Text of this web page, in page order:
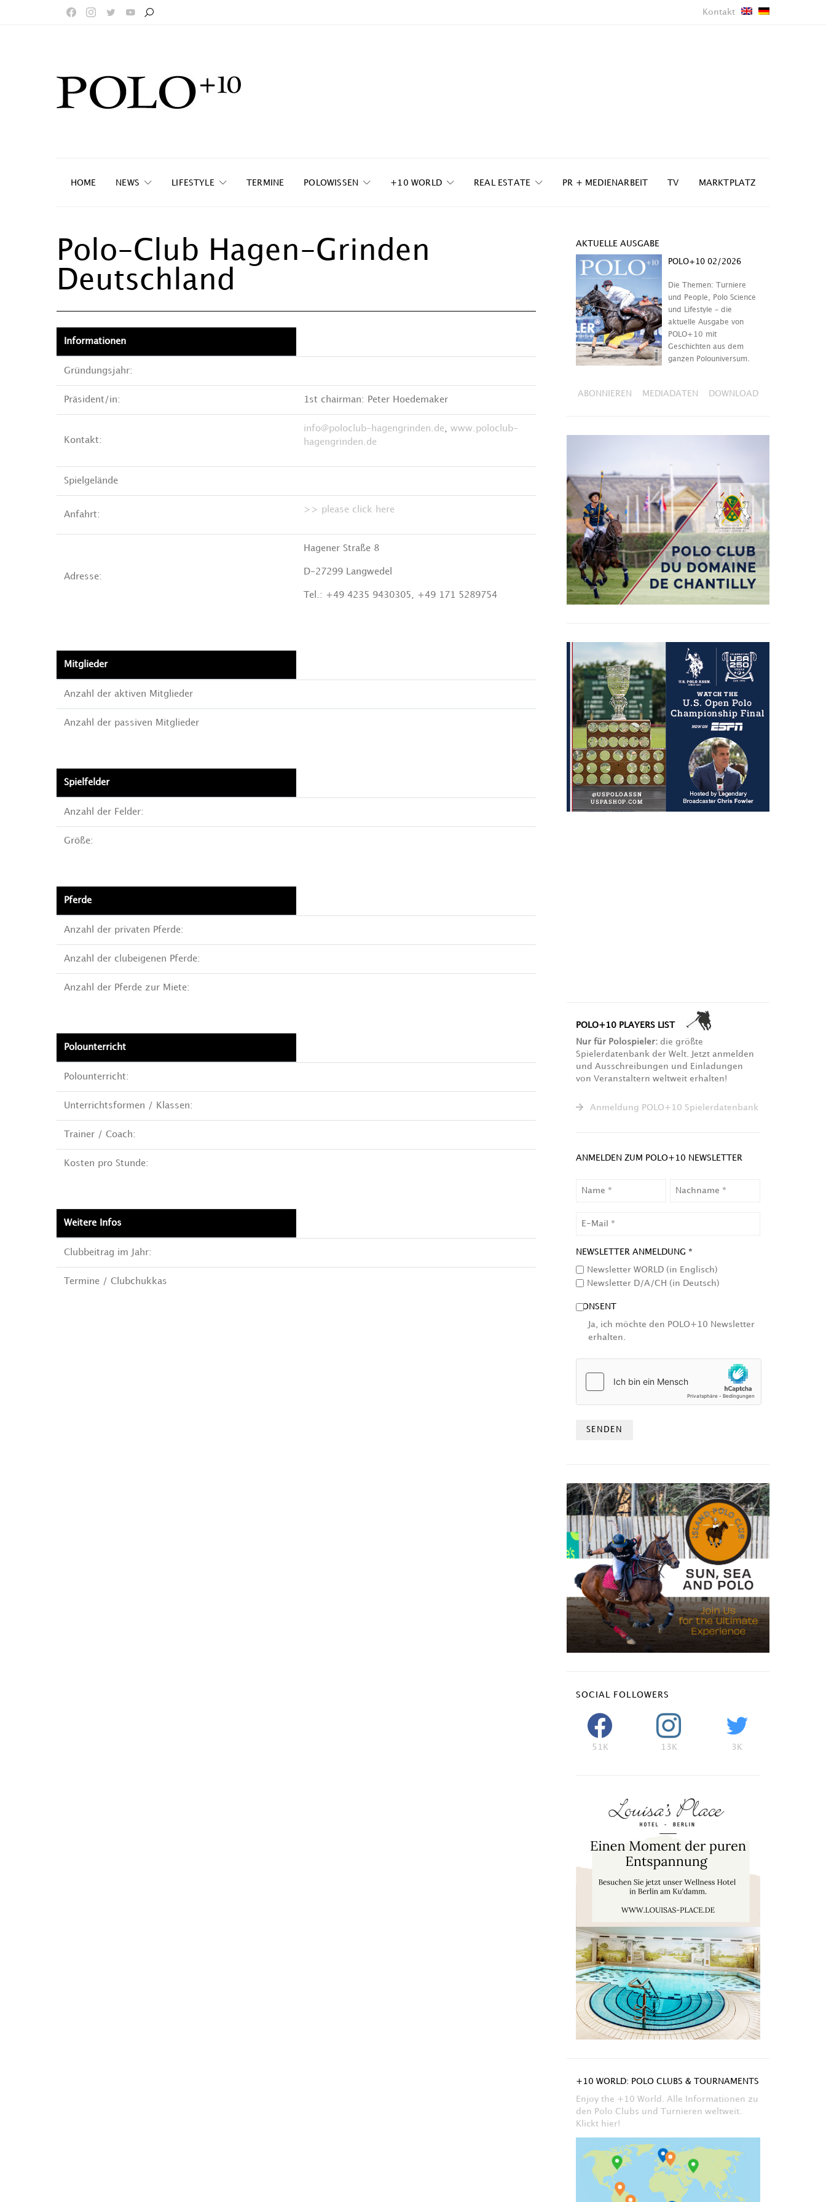
Kontakt
HOME NEWS LIFESTYLE TERMINE POLOWISSEN +10 WORLD REAL ESTATE PR + MEDIENARBEIT TV MARKTPLATZ
Polo-Club Hagen-Grinden
Deutschland
Informationen
Gründungsjahr:
Präsident/in: 1st chairman: Peter Hoedemaker
Kontakt:
info@poloclub-hagengrinden.de, www.poloclub-
hagengrinden.de
Spielgelände
Anfahrt:
>> please click here
Adresse:
Hagener Straße 8
D-27299 Langwedel
Tel.: +49 4235 9430305, +49 171 5289754
Mitglieder
Anzahl der aktiven Mitglieder
Anzahl der passiven Mitglieder
Spielfelder
Anzahl der Felder:
Größe:
Pferde
Anzahl der privaten Pferde:
Anzahl der clubeigenen Pferde:
Anzahl der Pferde zur Miete:
Polounterricht
Polounterricht:
Unterrichtsformen / Klassen:
Trainer / Coach:
Kosten pro Stunde:
Weitere Infos
Clubbeitrag im Jahr:
Termine / Clubchukkas
AKTUELLE AUSGABE
POLO+10 02/2026
Die Themen: Turniere
und People, Polo Science
und Lifestyle – die
aktuelle Ausgabe von
POLO+10 mit
Geschichten aus dem
ganzen Polouniversum.
ABONNIEREN MEDIADATEN DOWNLOAD
POLO+10 PLAYERS LIST
Nur für Polospieler: die größte
Spielerdatenbank der Welt. Jetzt anmelden
und Ausschreibungen und Einladungen
von Veranstaltern weltweit erhalten!
Anmeldung POLO+10 Spielerdatenbank
ANMELDEN ZUM POLO+10 NEWSLETTER
NEWSLETTER ANMELDUNG *
Newsletter WORLD (in Englisch)
Newsletter D/A/CH (in Deutsch)
CONSENT
Ja, ich möchte den POLO+10 Newsletter
erhalten.
SOCIAL FOLLOWERS
51K 13K 3K
+10 WORLD: POLO CLUBS & TOURNAMENTS
Enjoy the +10 World. Alle Informationen zu
den Polo Clubs und Turnieren weltweit.
Klickt hier!